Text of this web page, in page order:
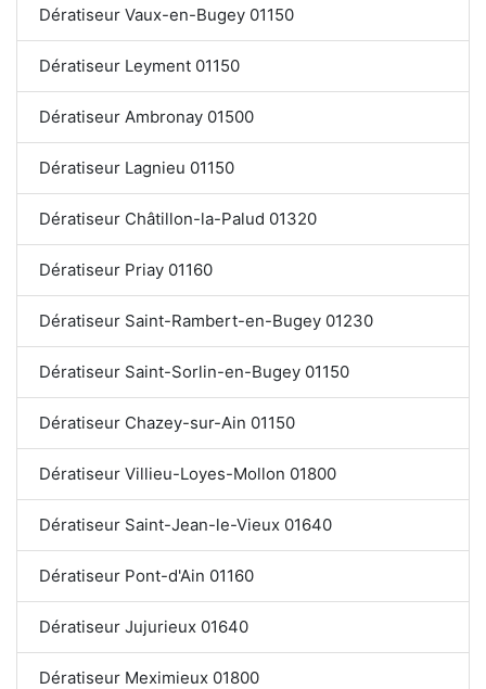
Dératiseur Vaux-en-Bugey 01150
Dératiseur Leyment 01150
Dératiseur Ambronay 01500
Dératiseur Lagnieu 01150
Dératiseur Châtillon-la-Palud 01320
Dératiseur Priay 01160
Dératiseur Saint-Rambert-en-Bugey 01230
Dératiseur Saint-Sorlin-en-Bugey 01150
Dératiseur Chazey-sur-Ain 01150
Dératiseur Villieu-Loyes-Mollon 01800
Dératiseur Saint-Jean-le-Vieux 01640
Dératiseur Pont-d'Ain 01160
Dératiseur Jujurieux 01640
Dératiseur Meximieux 01800